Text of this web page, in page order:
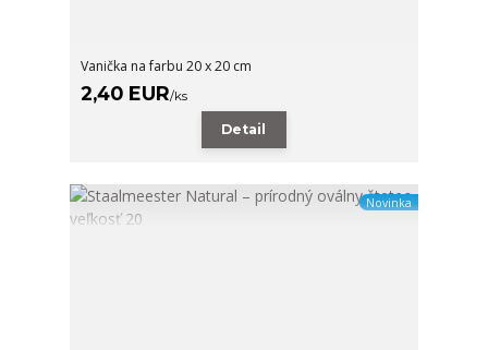
Vanička na farbu 20 x 20 cm
2,40 EUR/ks
Detail
Novinka